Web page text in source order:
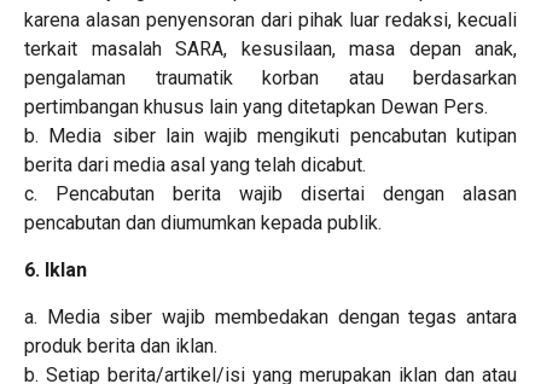
karena alasan penyensoran dari pihak luar redaksi, kecuali
terkait masalah SARA, kesusilaan, masa depan anak,
pengalaman traumatik korban atau berdasarkan
pertimbangan khusus lain yang ditetapkan Dewan Pers.
b. Media siber lain wajib mengikuti pencabutan kutipan
berita dari media asal yang telah dicabut.
c. Pencabutan berita wajib disertai dengan alasan
pencabutan dan diumumkan kepada publik.
6. Iklan
a. Media siber wajib membedakan dengan tegas antara
produk berita dan iklan.
b. Setiap berita/artikel/isi yang merupakan iklan dan atau